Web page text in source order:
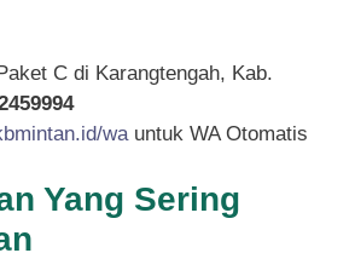
C di Karangtengah, Kab.
wa untuk WA Otomatis
Yang Sering